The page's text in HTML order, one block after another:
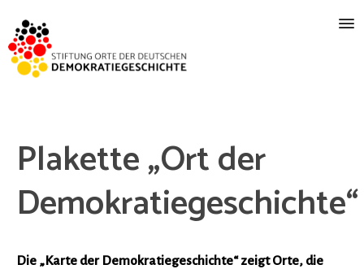
Plakette „Ort der
Demokratiegeschichte“
Die „Karte der Demokratiegeschichte“ zeigt Orte, die